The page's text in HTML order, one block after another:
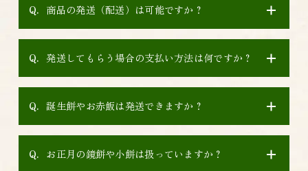
商品の発送（配送）は可能ですか？
発送してもらう場合の支払い方法は何ですか？
誕生餅やお赤飯は発送できますか？
お正月の鏡餅や小餅は扱っていますか？